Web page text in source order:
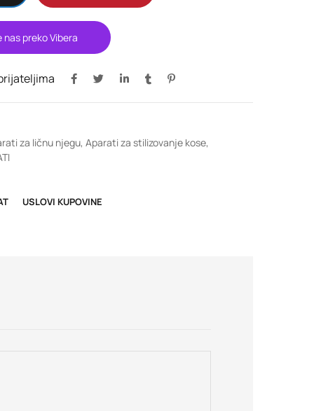
preko Vibera
za ličnu njegu, Aparati za stilizovanje kose,
USLOVI KUPOVINE